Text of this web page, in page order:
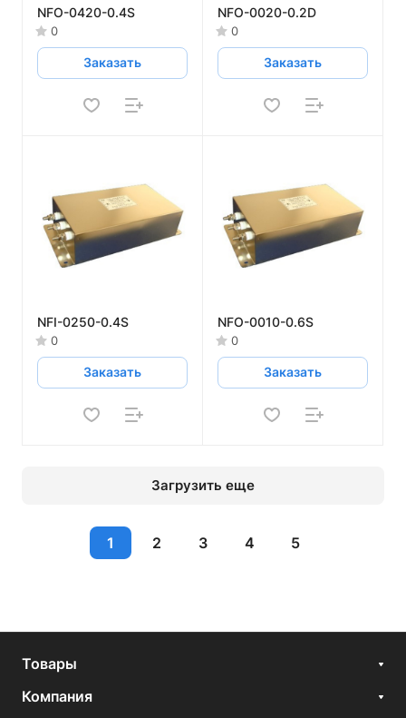
NFO-0420-0.4S
0
Заказать
NFO-0020-0.2D
0
Заказать
NFI-0250-0.4S
0
Заказать
NFO-0010-0.6S
0
Заказать
Загрузить еще
1 2 3 4 5
Товары
Компания